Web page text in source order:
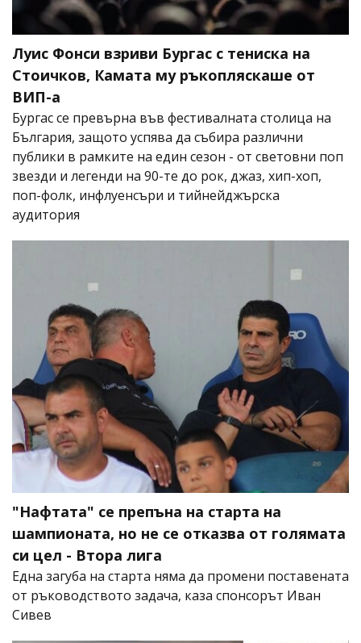
Луис Фонси взриви Бургас с тениска на
Стоичков, Камата му ръкопляскаше от
ВИП-а
Бургас се превърна във фестивалната столица на
България, защото успява да събира различни
публики в рамките на един сезон - от световни поп
звезди и легенди на 90-те до рок, джаз, хип-хоп,
поп-фолк, инфлуенсъри и тийнейджърска
аудитория
"Нафтата" се препъна на старта на
шампионата, но не се отказва от голямата
си цел - Втора лига
Една загуба на старта няма да промени поставената
от ръководството задача, каза спонсорът Иван
Сивев